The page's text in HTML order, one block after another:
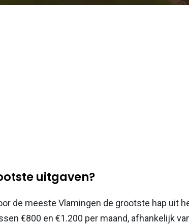
uitgaven?
de meeste Vlamingen de grootste hap uit
€800 en €1.200 per maand, afhankelijk